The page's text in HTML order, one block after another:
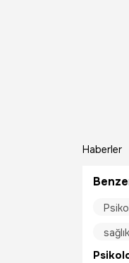
Haberler
sağlık